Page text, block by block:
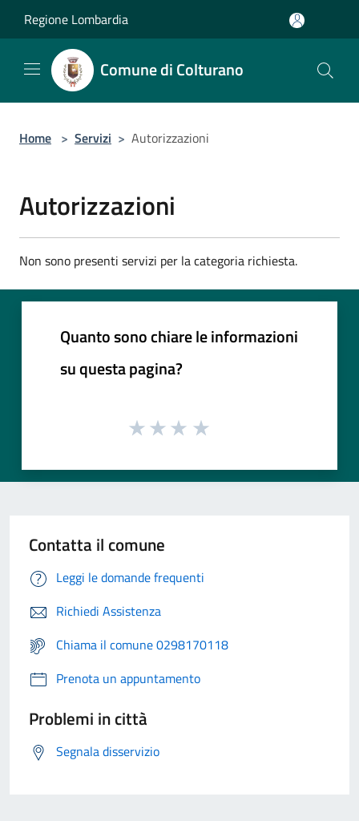
Regione Lombardia
Comune di Colturano
Home > Servizi > Autorizzazioni
Autorizzazioni
Non sono presenti servizi per la categoria richiesta.
Quanto sono chiare le informazioni
su questa pagina?
Contatta il comune
Leggi le domande frequenti
Richiedi Assistenza
Chiama il comune 0298170118
Prenota un appuntamento
Problemi in città
Segnala disservizio